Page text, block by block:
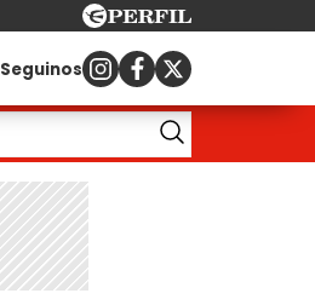
Seguinos